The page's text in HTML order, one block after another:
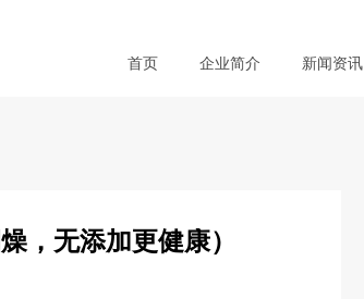
首页 企业简介 新闻资讯
，无添加更健康）